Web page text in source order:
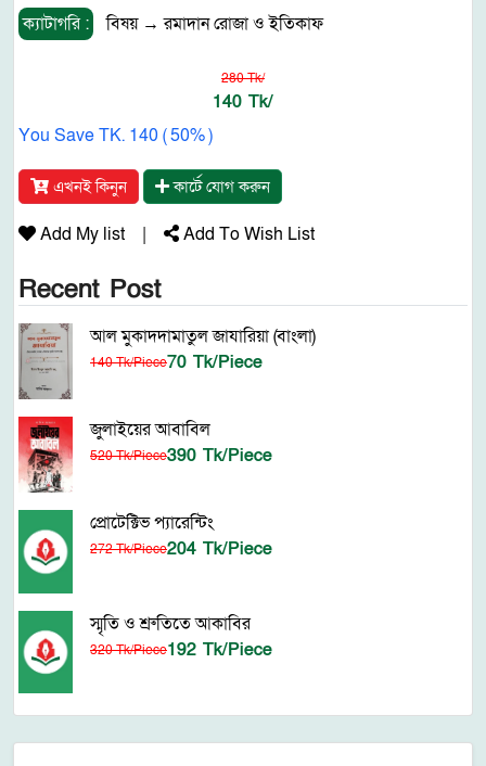
ক্যাটাগরি :
বিষয়→রমাদান রোজা ও ইতিকাফ
280 Tk/
140 Tk/
You Save TK. 140 ( 50% )
এখনই কিনুন কার্টে যোগ করুন
Add My list | Add To Wish List
Recent Post
আল মুকাদদামাতুল জাযারিয়া (বাংলা)
140 Tk/Piece70 Tk/Piece
জুলাইয়ের আবাবিল
520 Tk/Piece390 Tk/Piece
প্রোটেক্টিভ প্যারেন্টিং
272 Tk/Piece204 Tk/Piece
স্মৃতি ও শ্রুতিতে আকাবির
320 Tk/Piece192 Tk/Piece